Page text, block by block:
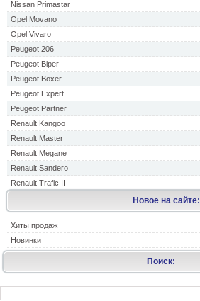
Nissan Primastar
Opel Movano
Opel Vivaro
Peugeot 206
Peugeot Biper
Peugeot Boxer
Peugeot Expert
Peugeot Partner
Renault Kangoo
Renault Master
Renault Megane
Renault Sandero
Renault Trafic II
Новое на сайте:
Хиты продаж
Новинки
Поиск: